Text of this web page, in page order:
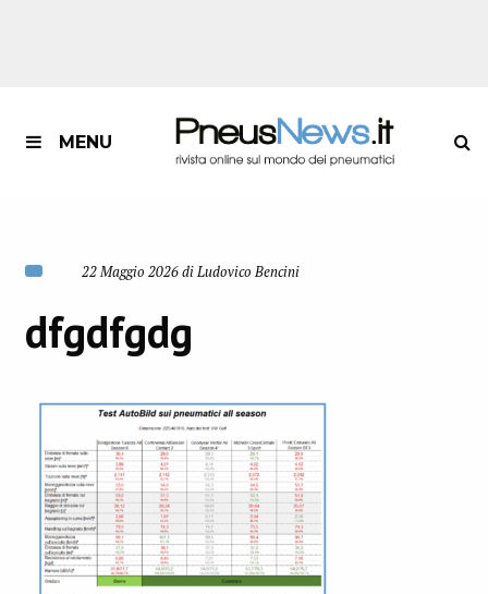
MENU
22 Maggio 2026 di Ludovico Bencini
dfgdfgdg